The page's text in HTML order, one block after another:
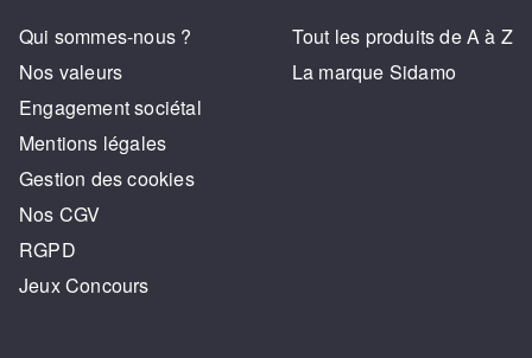
Qui sommes-nous ?
Nos valeurs
Engagement sociétal
Mentions légales
Gestion des cookies
Nos CGV
RGPD
Jeux Concours
Tout les produits de A à Z
La marque Sidamo